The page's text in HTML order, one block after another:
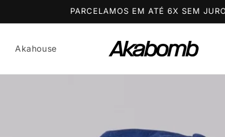
PARCELAMOS EM ATÉ 6X SEM
Akahouse